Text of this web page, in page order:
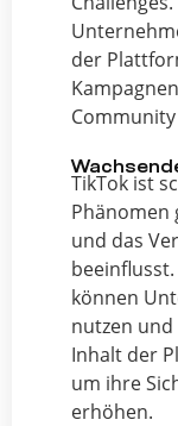
der
TikTok ist
Phänomen
und das
können
nutzen
Inhalt der
um ihre
erhöhen.